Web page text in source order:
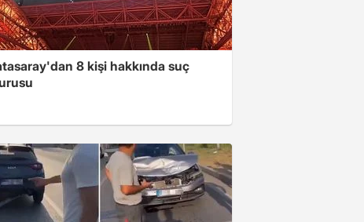
8 kişi hakkında suç